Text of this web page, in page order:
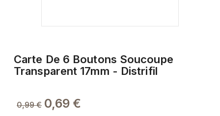
Carte De 6 Boutons Soucoupe
Transparent 17mm - Distrifil
0,99 € 0,69 €